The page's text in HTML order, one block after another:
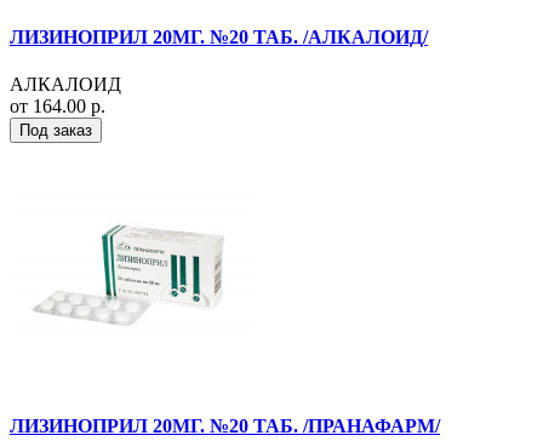
ЛИЗИНОПРИЛ 20МГ. №20 ТАБ. /АЛКАЛОИД/
АЛКАЛОИД
от 164.00 р.
Под заказ
ЛИЗИНОПРИЛ 20МГ. №20 ТАБ. /ПРАНАФАРМ/